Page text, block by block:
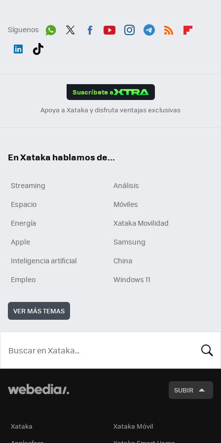
Síguenos
Suscríbete a
Apoya a Xataka y disfruta ventajas exclusivas
En Xataka hablamos de...
Streaming
Análisis
Espacio
Móviles
Energía
Xataka Movilidad
Apple
Samsung
Inteligencia artificial
China
Empleo
Windows 11
VER MÁS TEMAS
SUBIR
Xataka
Xataka Móvil